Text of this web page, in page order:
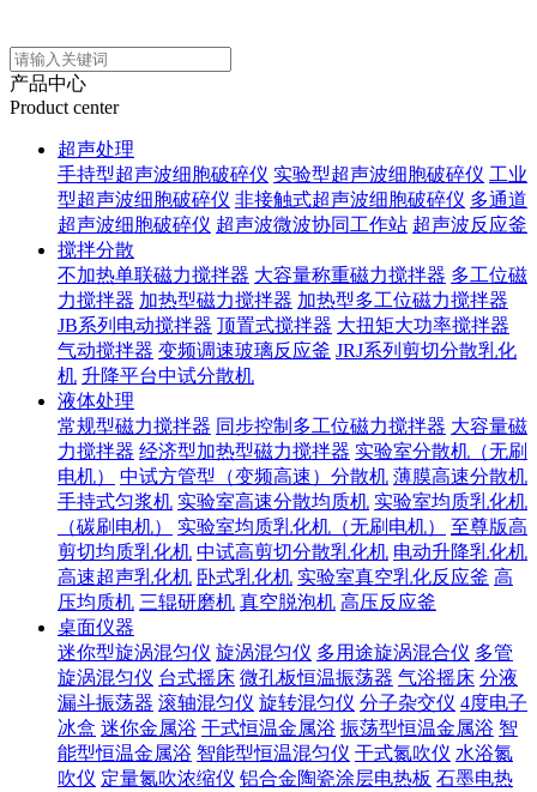
产品中心
Product center
超声处理
手持型超声波细胞破碎仪 实验型超声波细胞破碎仪 工业
型超声波细胞破碎仪 非接触式超声波细胞破碎仪 多通道
超声波细胞破碎仪 超声波微波协同工作站 超声波反应釜
搅拌分散
不加热单联磁力搅拌器 大容量称重磁力搅拌器 多工位磁
力搅拌器 加热型磁力搅拌器 加热型多工位磁力搅拌器
JB系列电动搅拌器 顶置式搅拌器 大扭矩大功率搅拌器
气动搅拌器 变频调速玻璃反应釜 JRJ系列剪切分散乳化
机 升降平台中试分散机
液体处理
常规型磁力搅拌器 同步控制多工位磁力搅拌器 大容量磁
力搅拌器 经济型加热型磁力搅拌器 实验室分散机（无刷
电机）
中试方管型（变频高速）分散机 薄膜高速分散机
手持式匀浆机 实验室高速分散均质机 实验室均质乳化机
（碳刷电机）
实验室均质乳化机（无刷电机）
至尊版高
剪切均质乳化机 中试高剪切分散乳化机 电动升降乳化机
高速超声乳化机 卧式乳化机 实验室真空乳化反应釜 高
压均质机 三辊研磨机 真空脱泡机 高压反应釜
桌面仪器
迷你型旋涡混匀仪 旋涡混匀仪 多用途旋涡混合仪 多管
旋涡混匀仪 台式摇床 微孔板恒温振荡器 气浴摇床 分液
漏斗振荡器 滚轴混匀仪 旋转混匀仪 分子杂交仪 4度电子
冰盒 迷你金属浴 干式恒温金属浴 振荡型恒温金属浴 智
能型恒温金属浴 智能型恒温混匀仪 干式氮吹仪 水浴氮
吹仪 定量氮吹浓缩仪 铝合金陶瓷涂层电热板 石墨电热